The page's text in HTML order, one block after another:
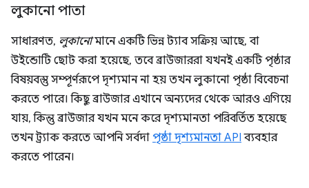
লুকানো পাতা
সাধারণত, লুকানোমানে একটি ভিন্ন ট্যাব সক্রিয় আছে, বা
উইন্ডোটি ছোট করা হয়েছে, তবে ব্রাউজাররা যখনই একটি পৃষ্ঠার
বিষয়বস্তু সম্পূর্ণরূপে দৃশ্যমান না হয় তখন লুকানো পৃষ্ঠা বিবেচনা
করতে পারে। কিছু ব্রাউজার এখানে অন্যদের থেকে আরও এগিয়ে
যায়, কিন্তু ব্রাউজার যখন মনে করে দৃশ্যমানতা পরিবর্তিত হয়েছে
তখন ট্র্যাক করতে আপনি সর্বদা পৃষ্ঠা দৃশ্যমানতা API ব্যবহার
করতে পারেন।